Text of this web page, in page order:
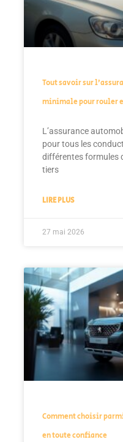
Tout savoir sur
minimale pour rouler
L’assurance
pour tous les
différentes formules
tiers
LIRE PLUS
27 mai 2026
Comment choisir
en toute confiance